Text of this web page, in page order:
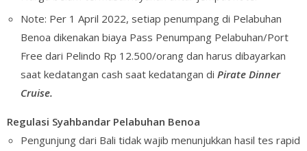
Note: Per 1 April 2022, setiap penumpang di Pelabuhan
Benoa dikenakan biaya Pass Penumpang Pelabuhan/Port
Free dari Pelindo Rp 12.500/orang dan harus dibayarkan
saat kedatangan cash saat kedatangan di Pirate Dinner
Cruise.
Regulasi Syahbandar Pelabuhan Benoa
Pengunjung dari Bali tidak wajib menunjukkan hasil tes rapid